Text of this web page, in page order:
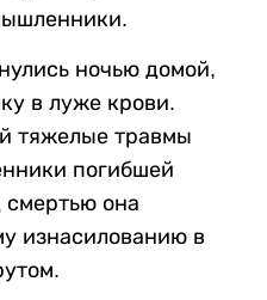
ночью домой,
в луже крови.
тяжелые травмы
погибшей
смертью она
изнасилованию в